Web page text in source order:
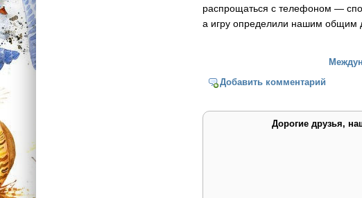
распрощаться с телефоном —
а игру определили нашим общим
Добавить комментарий
Дорогие друзья,